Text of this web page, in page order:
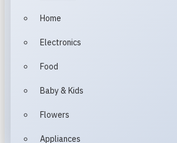
Home
Electronics
Food
Baby & Kids
Flowers
Appliances